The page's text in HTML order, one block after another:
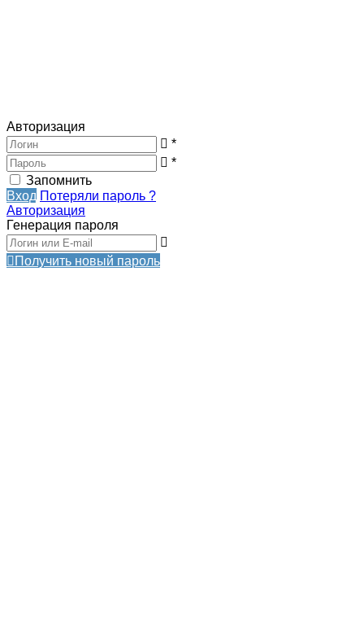
Авторизация
*
*
Запомнить
Вход Потеряли пароль ?
Авторизация
Генерация пароля
Получить новый пароль